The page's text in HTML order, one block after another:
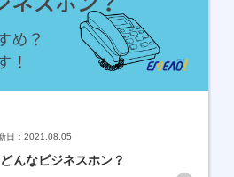
日：2021.08.05
んなビジネスホン？